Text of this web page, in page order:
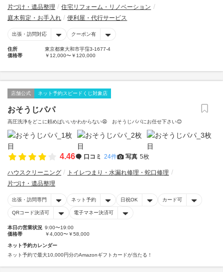
片づけ・遺品整理
住宅リフォーム・リノベーション
庭木剪定・お手入れ
便利屋・代行サービス
出張・訪問対応 クーポン有
住所
東京都東大和市芋窪3-1677-4
価格帯
￥12,000〜￥120,000
店舗公式 ネット予約スピードくじ対象店
おそうじパパ
高圧洗浄をどこに頼めばいいかわからない😩 おそうじパパにお任せ下さい😊
4.46 口コミ 24件 写真 5枚
ハウスクリーニング
トイレつまり・水漏れ修理・蛇口修理
片づけ・遺品整理
出張・訪問専門 ネット予約 日祝OK カード可
QRコード決済可 電子マネー決済可
本日の営業状況 9:00〜19:00
価格帯
￥4,000〜￥58,000
ネット予約カレンダー
ネット予約で最大10,000円分のAmazonギフトカードが当たる！